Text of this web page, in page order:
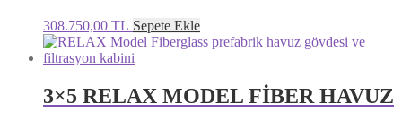
308.750,00 TL Sepete Ekle
3×5 RELAX MODEL FİBER HAVUZ